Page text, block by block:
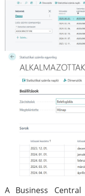
A Business Central